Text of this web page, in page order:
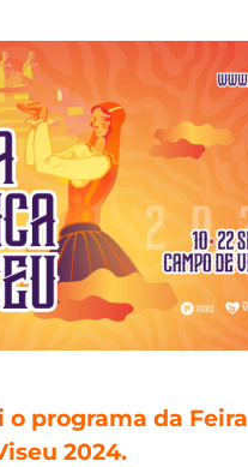
o programa da Feira
2024.